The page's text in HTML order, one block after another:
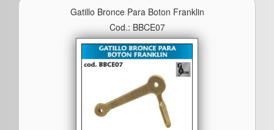
Gatillo Bronce Para Boton Franklin
Cod.: BBCE07